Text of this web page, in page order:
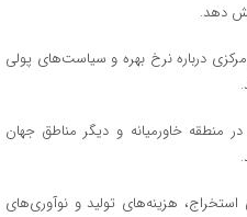
دهد.
درباره نرخ بهره و سیاست‌های پولی
منطقه خاورمیانه و دیگر مناطق جهان
هزینه‌های تولید و نوآوری‌های